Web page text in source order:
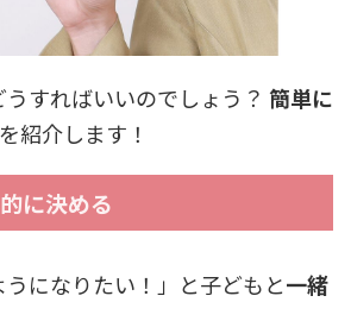
すればいいのでしょう？ 簡単に
を紹介します！
に決める
うになりたい！」と子どもと一緒